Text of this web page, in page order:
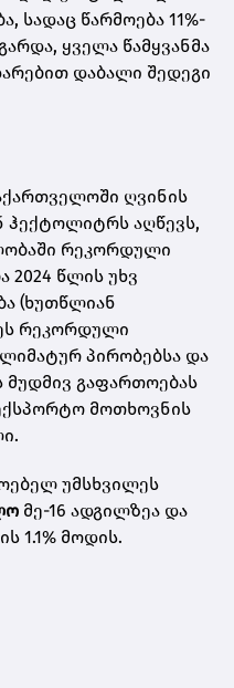
სადაც წარმოება 11%-
ყველა წამყვანმა
დაბალი შედეგი
ღვინის
ჰექტოლიტრს აღწევს,
რეკორდული
2024 წლის უხვ
(ხუთწლიან
რეკორდული
პირობებსა და
გაფართოებას
მოთხოვნის
უმსხვილეს
მე-16 ადგილზეა და
1.1% მოდის.